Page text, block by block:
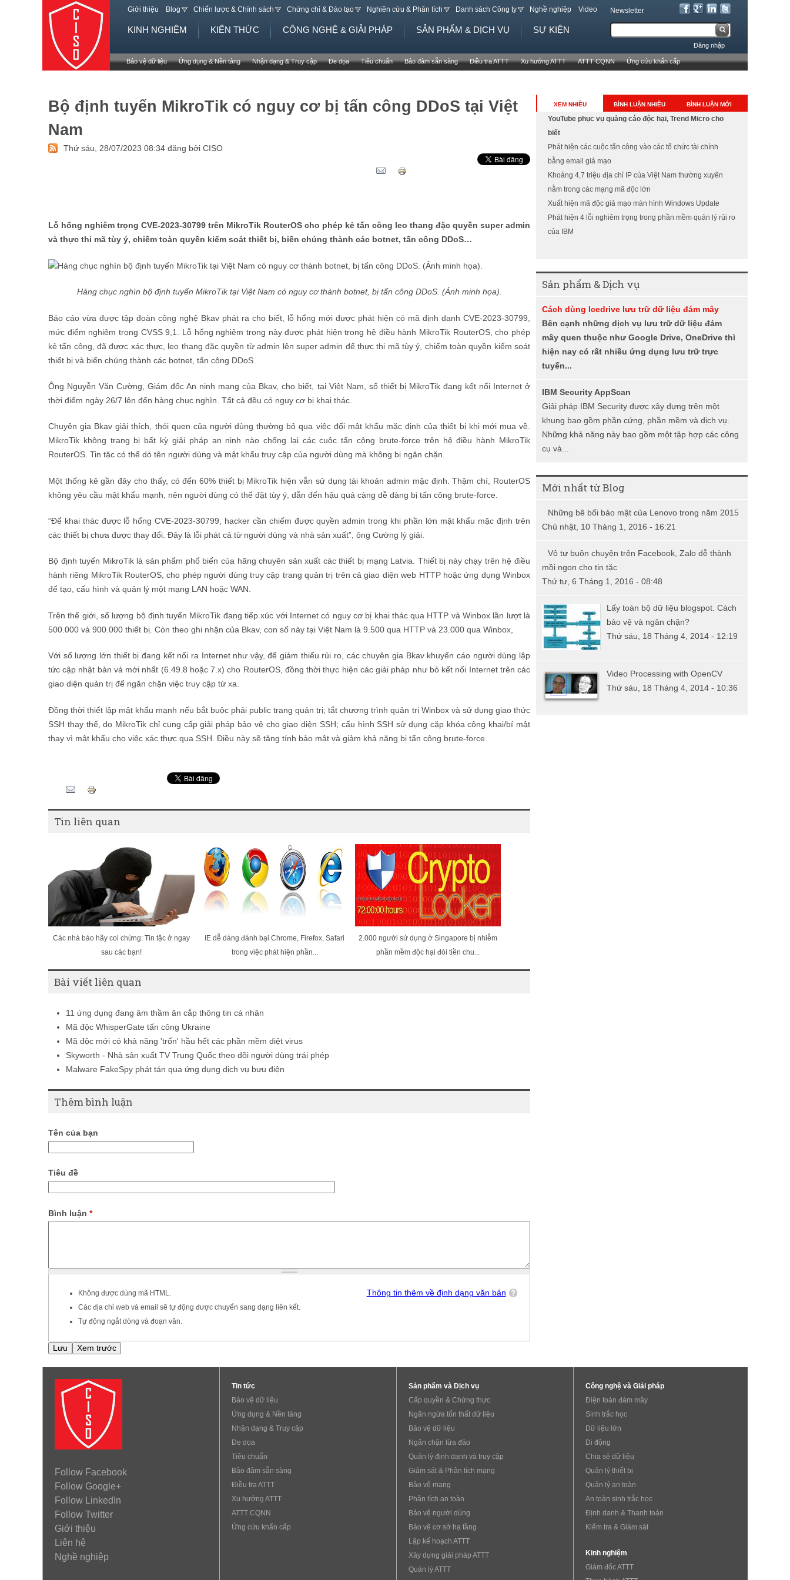
Jump to navigation Newsletter
B
i
u
ẫ
t
i
m
T
m
k
ế
m
Đăng nhập
Giới thiệu Blog Chiến lược & Chính sách Chứng chỉ & Đào tạo Nghiên cứu & Phân tích Danh sách Công ty Nghề nghiệp Video
KINH NGHIỆM KIẾN THỨC CÔNG NGHỆ & GIẢI PHÁP SẢN PHẨM & DỊCH VỤ SỰ KIỆN
Bảo vệ dữ liệu Ứng dụng & Nền tảng Nhận dạng & Truy cập Đe dọa Tiêu chuẩn Bảo đảm sẵn sàng Điều tra ATTT Xu hướng ATTT ATTT CQNN Ứng cứu khẩn cấp
Bộ định tuyến MikroTik có nguy cơ bị tấn công DDoS tại Việt
Nam
Thứ sáu, 28/07/2023 08:34 đăng bởi CISO
Lỗ hổng nghiêm trọng CVE-2023-30799 trên MikroTik RouterOS cho phép kẻ tấn công leo thang đặc quyền super admin
và thực thi mã tùy ý, chiếm toàn quyền kiểm soát thiết bị, biến chúng thành các botnet, tấn công DDoS…
Hàng chục nghìn bộ định tuyến MikroTik tại Việt Nam có nguy cơ thành botnet, bị tấn công DDoS. (Ảnh minh họa).
Báo cáo vừa được tập đoàn công nghệ Bkav phát ra cho biết, lỗ hổng mới được phát hiện có mã định danh CVE-2023-30799,
mức điểm nghiêm trọng CVSS 9,1. Lỗ hổng nghiêm trọng này được phát hiện trong hệ điều hành MikroTik RouterOS, cho phép
kẻ tấn công, đã được xác thực, leo thang đặc quyền từ admin lên super admin để thực thi mã tùy ý, chiếm toàn quyền kiểm soát
thiết bị và biến chúng thành các botnet, tấn công DDoS.
Ông Nguyễn Văn Cường, Giám đốc An ninh mạng của Bkav, cho biết, tại Việt Nam, số thiết bị MikroTik đang kết nối Internet ở
thời điểm ngày 26/7 lên đến hàng chục nghìn. Tất cả đều có nguy cơ bị khai thác.
Chuyên gia Bkav giải thích, thói quen của người dùng thường bỏ qua việc đổi mật khẩu mặc định của thiết bị khi mới mua về.
MikroTik không trang bị bất kỳ giải pháp an ninh nào chống lại các cuộc tấn công brute-force trên hệ điều hành MikroTik
RouterOS. Tin tặc có thể dò tên người dùng và mật khẩu truy cập của người dùng mà không bị ngăn chặn.
Một thống kê gần đây cho thấy, có đến 60% thiết bị MikroTik hiện vẫn sử dụng tài khoản admin mặc định. Thậm chí, RouterOS
không yêu cầu mật khẩu mạnh, nên người dùng có thể đặt tùy ý, dẫn đến hậu quả càng dễ dàng bị tấn công brute-force.
“Để khai thác được lỗ hổng CVE-2023-30799, hacker cần chiếm được quyền admin trong khi phần lớn mật khẩu mặc định trên
các thiết bị chưa được thay đổi. Đây là lỗi phát cả từ người dùng và nhà sản xuất”, ông Cường lý giải.
Bộ định tuyến MikroTik là sản phẩm phổ biến của hãng chuyên sản xuất các thiết bị mạng Latvia. Thiết bị này chạy trên hệ điều
hành riêng MikroTik RouterOS, cho phép người dùng truy cập trang quản trị trên cả giao diện web HTTP hoặc ứng dụng Winbox
để tạo, cấu hình và quản lý một mạng LAN hoặc WAN.
Trên thế giới, số lượng bộ định tuyến MikroTik đang tiếp xúc với Internet có nguy cơ bị khai thác qua HTTP và Winbox lần lượt là
500.000 và 900.000 thiết bị. Còn theo ghi nhận của Bkav, con số này tại Việt Nam là 9.500 qua HTTP và 23.000 qua Winbox,
Với số lượng lớn thiết bị đang kết nối ra Internet như vậy, để giảm thiểu rủi ro, các chuyên gia Bkav khuyến cáo người dùng lập
tức cập nhật bản vá mới nhất (6.49.8 hoặc 7.x) cho RouterOS, đồng thời thực hiện các giải pháp như bỏ kết nối Internet trên các
giao diện quản trị để ngăn chặn việc truy cập từ xa.
Đồng thời thiết lập mật khẩu mạnh nếu bắt buộc phải public trang quản trị; tắt chương trình quản trị Winbox và sử dụng giao thức
SSH thay thế, do MikroTik chỉ cung cấp giải pháp bảo vệ cho giao diện SSH; cấu hình SSH sử dụng cặp khóa công khai/bí mật
thay vì mật khẩu cho việc xác thực qua SSH. Điều này sẽ tăng tính bảo mật và giảm khả năng bị tấn công brute-force.
Tin liên quan
Các nhà báo hãy coi chừng: Tin tặc ở ngay
sau các bạn!
IE dễ dàng đánh bại Chrome, Firefox, Safari
trong việc phát hiện phần...
2.000 người sử dụng ở Singapore bị nhiễm
phần mềm độc hại đòi tiền chu...
Bài viết liên quan
11 ứng dụng đang âm thầm ăn cắp thông tin cá nhân
Mã độc WhisperGate tấn công Ukraine
Mã độc mới có khả năng 'trốn' hầu hết các phần mềm diệt virus
Skyworth - Nhà sản xuất TV Trung Quốc theo dõi người dùng trái phép
Malware FakeSpy phát tán qua ứng dụng dịch vụ bưu điện
Thêm bình luận
Tên của bạn
Tiêu đề
Bình luận *
Thông tin thêm về định dạng văn bản
Không được dùng mã HTML.
Các địa chỉ web và email sẽ tự động được chuyển sang dạng liên kết.
Tự động ngắt dòng và đoạn văn.
XEM NHIỀU BÌNH LUẬN NHIỀU BÌNH LUẬN MỚI
YouTube phục vụ quảng cáo độc hại, Trend Micro cho
biết
Phát hiện các cuộc tấn công vào các tổ chức tài chính
bằng email giả mạo
Khoảng 4,7 triệu địa chỉ IP của Việt Nam thường xuyên
nằm trong các mạng mã độc lớn
Xuất hiện mã độc giả mạo màn hình Windows Update
Phát hiện 4 lỗi nghiêm trọng trong phần mềm quản lý rủi ro
của IBM
Sản phẩm & Dịch vụ
Cách dùng Icedrive lưu trữ dữ liệu đám mây
Bên cạnh những dịch vụ lưu trữ dữ liệu đám
mây quen thuộc như Google Drive, OneDrive thì
hiện nay có rất nhiều ứng dụng lưu trữ trực
tuyến...
IBM Security AppScan
Giải pháp IBM Security được xây dựng trên một
khung bao gồm phần cứng, phần mềm và dịch vụ.
Những khả năng này bao gồm một tập hợp các công
cụ và...
Mới nhất từ Blog
Những bê bối bảo mật của Lenovo trong năm 2015
Chủ nhật, 10 Tháng 1, 2016 - 16:21
Vô tư buôn chuyện trên Facebook, Zalo dễ thành
mồi ngon cho tin tặc
Thứ tư, 6 Tháng 1, 2016 - 08:48
Lấy toàn bộ dữ liệu blogspot. Cách
bảo vệ và ngăn chặn?
Thứ sáu, 18 Tháng 4, 2014 - 12:19
Video Processing with OpenCV
Thứ sáu, 18 Tháng 4, 2014 - 10:36
Follow Facebook
Follow Google+
Follow LinkedIn
Follow Twitter
Giới thiệu
Liên hệ
Nghề nghiệp
Tin tức
Bảo vệ dữ liệu
Ứng dụng & Nền tảng
Nhận dạng & Truy cập
Đe dọa
Tiêu chuẩn
Bảo đảm sẵn sàng
Điều tra ATTT
Xu hướng ATTT
ATTT CQNN
Ứng cứu khẩn cấp
Sản phẩm và Dịch vụ
Cấp quyền & Chứng thực
Ngăn ngừa tổn thất dữ liệu
Bảo vệ dữ liệu
Ngăn chặn lừa đảo
Quản lý định danh và truy cập
Giám sát & Phân tích mạng
Bảo vệ mạng
Phân tích an toàn
Bảo vệ người dùng
Bảo vệ cơ sở hạ tầng
Lập kế hoạch ATTT
Xây dựng giải pháp ATTT
Quản lý ATTT
Công nghệ và Giải pháp
Điện toán đám mây
Sinh trắc học
Dữ liệu lớn
Di động
Chia sẻ dữ liệu
Quản lý thiết bị
Quản lý an toàn
An toàn sinh trắc học
Định danh & Thanh toán
Kiểm tra & Giám sát
Kinh nghiệm
Giám đốc ATTT